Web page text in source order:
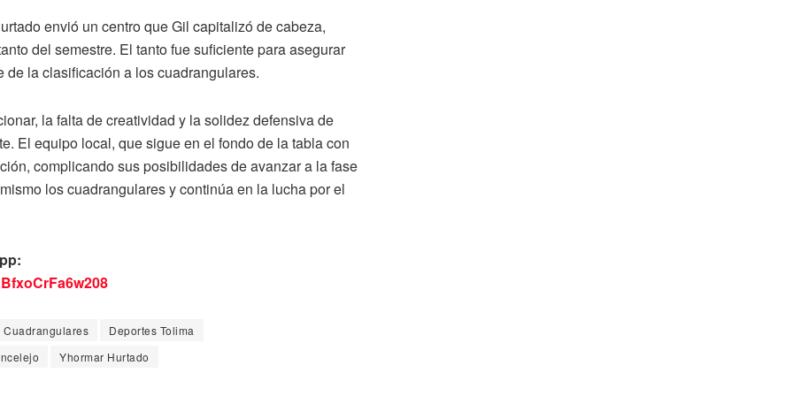
envió un centro que Gil capitalizó de cabeza,
del semestre. El tanto fue suficiente para asegurar
la clasificación a los cuadrangulares.
la falta de creatividad y la solidez defensiva de
El equipo local, que sigue en el fondo de la tabla con
complicando sus posibilidades de avanzar a la fase
los cuadrangulares y continúa en la lucha por el
Cuadrangulares
Deportes Tolima
Yhormar Hurtado